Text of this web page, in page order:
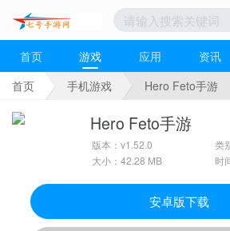
首页 游戏 应用 资讯
首页
手机游戏 Hero Feto手游
Hero Feto手游
版本：v1.52.0
大小：42.28 MB
类
时
安卓版下载